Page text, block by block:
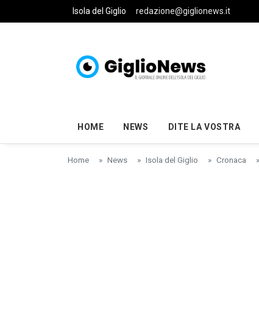
Skip to main content
Isola del Giglio redazione@giglionews.it
HOME NEWS DITE LA VOSTRA
Home News Isola del Giglio Cronaca